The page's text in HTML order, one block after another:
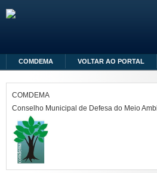
COMDEMA VOLTAR AO PORTAL
COMDEMA
Conselho Municipal de Defesa do Meio